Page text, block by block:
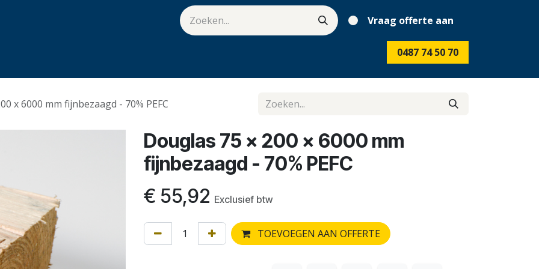
Vraag offerte aan
0487 74 50 70
x 6000 mm fijnbezaagd - 70% PEFC
Douglas 75 x 200 x 6000 mm
fijnbezaagd - 70% PEFC
€ 55,92 Exclusief btw
TOEVOEGEN AAN OFFERTE